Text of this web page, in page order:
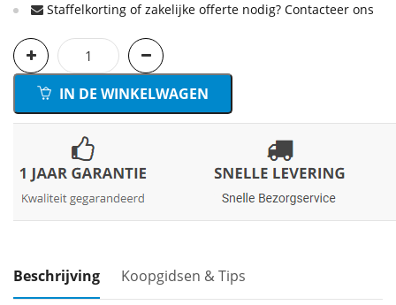
Staffelkorting of zakelijke offerte nodig? Contacteer ons
IN DE WINKELWAGEN
Beschrijving Koopgidsen & Tips